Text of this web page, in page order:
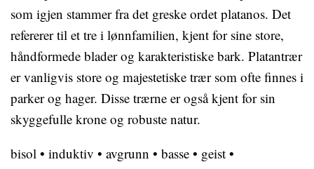
som igjen stammer fra det greske ordet platanos. Det
refererer til et tre i lønnfamilien, kjent for sine store,
håndformede blader og karakteristiske bark. Platantrær
er vanligvis store og majestetiske trær som ofte finnes i
parker og hager. Disse trærne er også kjent for sin
skyggefulle krone og robuste natur.
bisol • induktiv • avgrunn • basse • geist •